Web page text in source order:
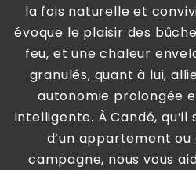
la fois naturelle et
évoque le plaisir des
feu, et une chaleur
granulés, quant à lui,
autonomie prolongée
intelligente. À Candé, qu’il
d’un appartement ou
campagne, nous vous